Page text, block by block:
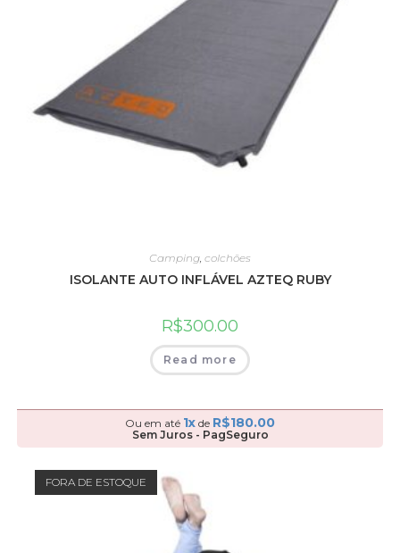
Camping, colchões
ISOLANTE AUTO INFLÁVEL AZTEQ RUBY
R$300.00
Read more
Ou em até 1x de R$180.00
Sem Juros - PagSeguro
FORA DE ESTOQUE